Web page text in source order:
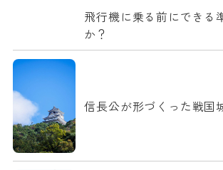
飛行機に乗る前にできる
か？
信長公が形づくった戦国